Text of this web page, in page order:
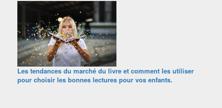
Les tendances du marché du livre et comment les utiliser
pour choisir les bonnes lectures pour vos enfants.